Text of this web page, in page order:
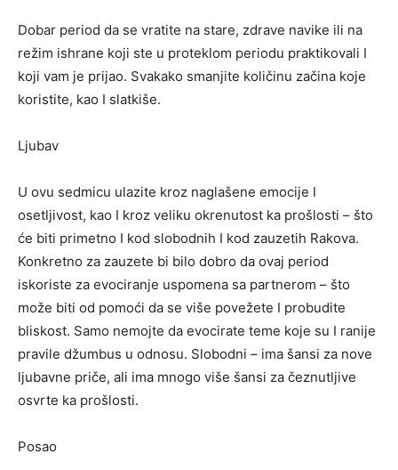
Dobar period da se vratite na stare, zdrave navike ili na
režim ishrane koji ste u proteklom periodu praktikovali I
koji vam je prijao. Svakako smanjite količinu začina koje
koristite, kao I slatkiše.
Ljubav
U ovu sedmicu ulazite kroz naglašene emocije I
osetljivost, kao I kroz veliku okrenutost ka prošlosti – što
će biti primetno I kod slobodnih I kod zauzetih Rakova.
Konkretno za zauzete bi bilo dobro da ovaj period
iskoriste za evociranje uspomena sa partnerom – što
može biti od pomoći da se više povežete I probudite
bliskost. Samo nemojte da evocirate teme koje su I ranije
pravile džumbus u odnosu. Slobodni – ima šansi za nove
ljubavne priče, ali ima mnogo više šansi za čeznutljive
osvrte ka prošlosti.
Posao